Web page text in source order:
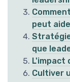
peut
que
L'impact
Cultiver